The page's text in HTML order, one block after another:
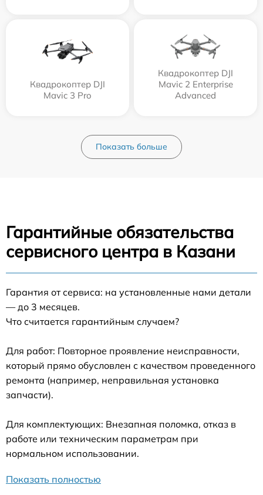
Квадрокоптер DJI
Mavic 3 Pro
Квадрокоптер DJI
Mavic 2 Enterprise
Advanced
Показать больше
Гарантийные обязательства
сервисного центра в Казани
Гарантия от сервиса: на установленные нами детали
— до 3 месяцев.
Что считается гарантийным случаем?
Для работ: Повторное проявление неисправности,
который прямо обусловлен с качеством проведенного
ремонта (например, неправильная установка
запчасти).
Для комплектующих: Внезапная поломка, отказ в
работе или техническим параметрам при
нормальном использовании.
Показать полностью